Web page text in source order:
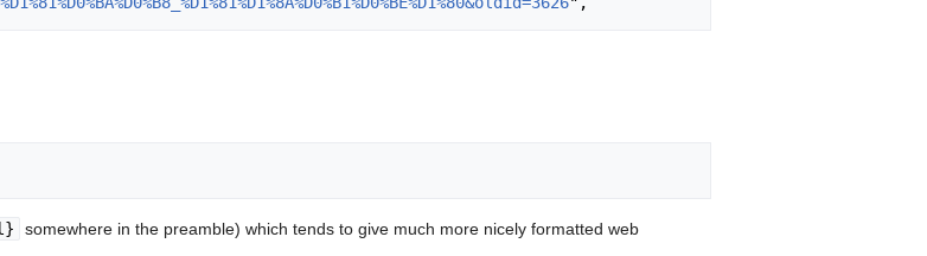
somewhere in the preamble) which tends to give much more nicely formatted web